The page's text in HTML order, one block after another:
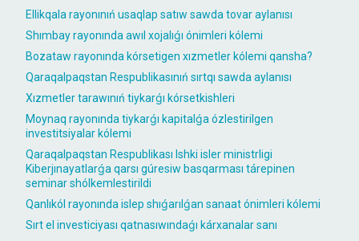
Ellikqala rayonınıń usaqlap satıw sawda tovar aylanısı
Shımbay rayonında awıl xojalıǵı ónimleri kólemi
Bozataw rayonında kórsetigen xızmetler kólemi qansha?
Qaraqalpaqstan Respublikasınıń sırtqı sawda aylanısı
Xızmetler tarawınıń tiykarǵı kórsetkishleri
Moynaq rayonında tiykarǵı kapitalǵa ózlestirilgen
investitsiyalar kólemi
Qaraqalpaqstan Respublikası Ishki isler ministrligi
Kiberjınayatlarǵa qarsı gúresiw basqarması tárepinen
seminar shólkemlestirildi
Qanlıkól rayonında islep shıǵarılǵan sanaat ónimleri kólemi
Sırt el investiciyası qatnasıwındaǵı kárxanalar sanı